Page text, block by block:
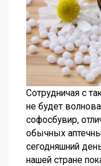
Сотрудничая с
не будет
софосбувир,
обычных
сегодняшний
нашей стране